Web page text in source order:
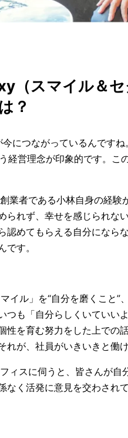
（スマイル＆
？
につながっているんです
経営理念が印象的です。
業者である小林自身の経
られず、幸せを感じられな
認めてもらえる自分になら
です。
イル」を“自分を磨くこと”
つも「自分らしくいていい
性を育む努力をした上での
れが、社員がいきいきと働
ィスに伺うと、皆さんが
なく活発に意見を交わされ